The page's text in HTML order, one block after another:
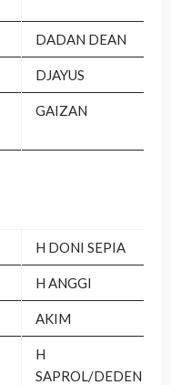
DADAN DEAN
DJAYUS
GAIZAN
H DONI SEPIA
H ANGGI
AKIM
H
SAPROL/DEDEN